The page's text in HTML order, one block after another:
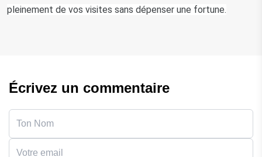
pleinement de vos visites sans dépenser une fortune.
Écrivez un commentaire